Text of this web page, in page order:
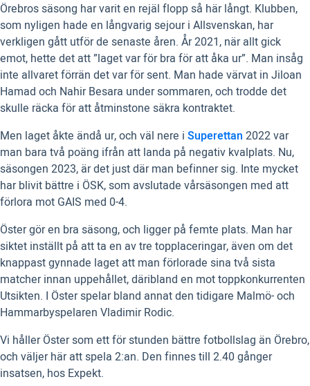
Örebros säsong har varit en rejäl flopp så här långt. Klubben,
som nyligen hade en långvarig sejour i Allsvenskan, har
verkligen gått utför de senaste åren. År 2021, när allt gick
emot, hette det att ”laget var för bra för att åka ur”. Man insåg
inte allvaret förrän det var för sent. Man hade värvat in Jiloan
Hamad och Nahir Besara under sommaren, och trodde det
skulle räcka för att åtminstone säkra kontraktet.
Men laget åkte ändå ur, och väl nere i Superettan 2022 var
man bara två poäng ifrån att landa på negativ kvalplats. Nu,
säsongen 2023, är det just där man befinner sig. Inte mycket
har blivit bättre i ÖSK, som avslutade vårsäsongen med att
förlora mot GAIS med 0-4.
Öster gör en bra säsong, och ligger på femte plats. Man har
siktet inställt på att ta en av tre topplaceringar, även om det
knappast gynnade laget att man förlorade sina två sista
matcher innan uppehållet, däribland en mot toppkonkurrenten
Utsikten. I Öster spelar bland annat den tidigare Malmö- och
Hammarbyspelaren Vladimir Rodic.
Vi håller Öster som ett för stunden bättre fotbollslag än Örebro,
och väljer här att spela 2:an. Den finnes till 2.40 gånger
insatsen, hos Expekt.